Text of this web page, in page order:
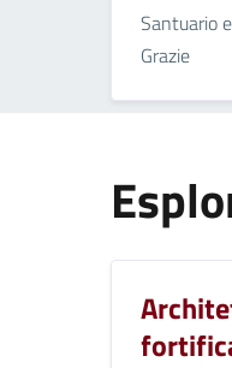
Santuario
Grazie